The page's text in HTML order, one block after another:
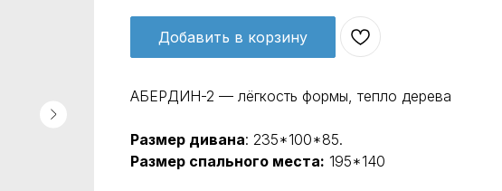
Добавить в корзину
АБЕРДИН-2 — лёгкость формы, тепло дерева
Размер дивана: 235*100*85.
Размер спального места: 195*140